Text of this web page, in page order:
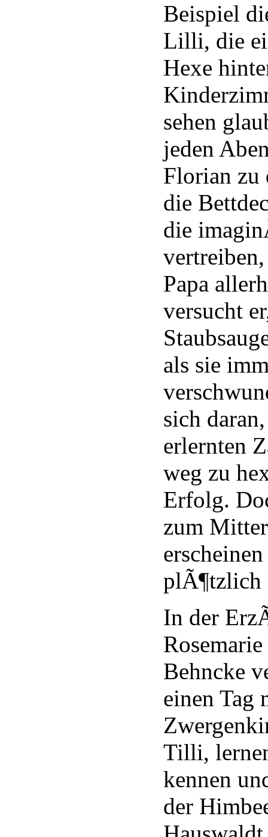
Beispiel
Lilli, die
Hexe
sehen
jeden
Florian zu
die
die
Papa
versucht
als sie
sich
erlernten
weg zu
Erfolg.
zum
plÃ¶tzlich
In der
Behncke
einen Tag
Tilli,
kennen
der